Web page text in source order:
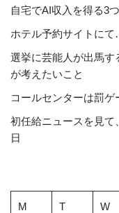
自宅でAI収入を得る3
ホテル予約サイトにて
選挙に芸能人が出馬
が考えたいこと
コールセンターは罰
初任給ニュースを見て
日
M T W